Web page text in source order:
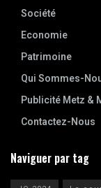
Société
Economie
Patrimoine
Qui Sommes-
Publicité Metz &
Contactez-Nous
Naviguer par tag